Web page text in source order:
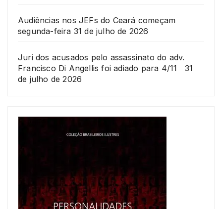
Audiências nos JEFs do Ceará começam
segunda-feira 31 de julho de 2026
Juri dos acusados pelo assassinato do adv.
Francisco Di Angellis foi adiado para 4/11
31
de julho de 2026